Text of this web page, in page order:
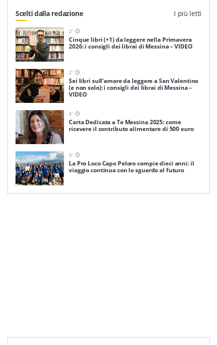
Scelti dalla redazione I più letti
2'
Cinque libri (+1) da leggere nella Primavera
2026: i consigli dei librai di Messina – VIDEO
2'
Sei libri sull’amore da leggere a San Valentino
(e non solo): i consigli dei librai di Messina –
VIDEO
4'
Carta Dedicata a Te Messina 2025: come
ricevere il contributo alimentare di 500 euro
3'
La Pro Loco Capo Peloro compie dieci anni: il
viaggio continua con lo sguardo al futuro